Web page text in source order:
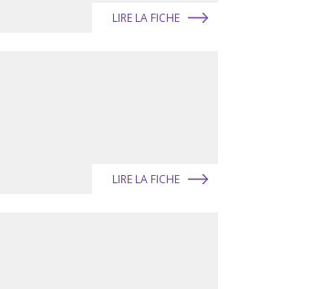
LIRE LA FICHE
LIRE LA FICHE